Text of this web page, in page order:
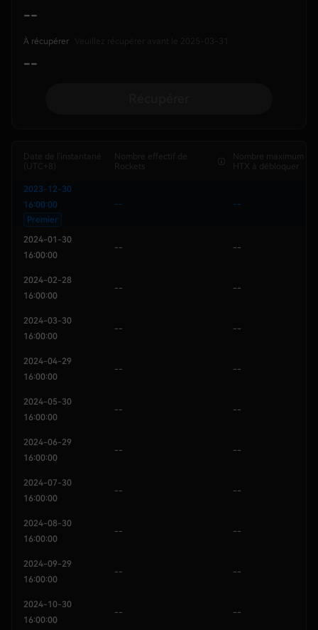
--
À récupérer
--
Date de l'instantané
(UTC+8)
Nombre effectif de
Rockets
Nombre maximum de
HTX à débloquer
2023-12-30
16:00:00
Premier
-- --
2024-01-30
16:00:00
-- --
2024-02-28
16:00:00
-- --
2024-03-30
16:00:00
-- --
2024-04-29
16:00:00
-- --
2024-05-30
16:00:00
-- --
2024-06-29
16:00:00
-- --
2024-07-30
16:00:00
-- --
2024-08-30
16:00:00
-- --
2024-09-29
16:00:00
-- --
2024-10-30
16:00:00
-- --